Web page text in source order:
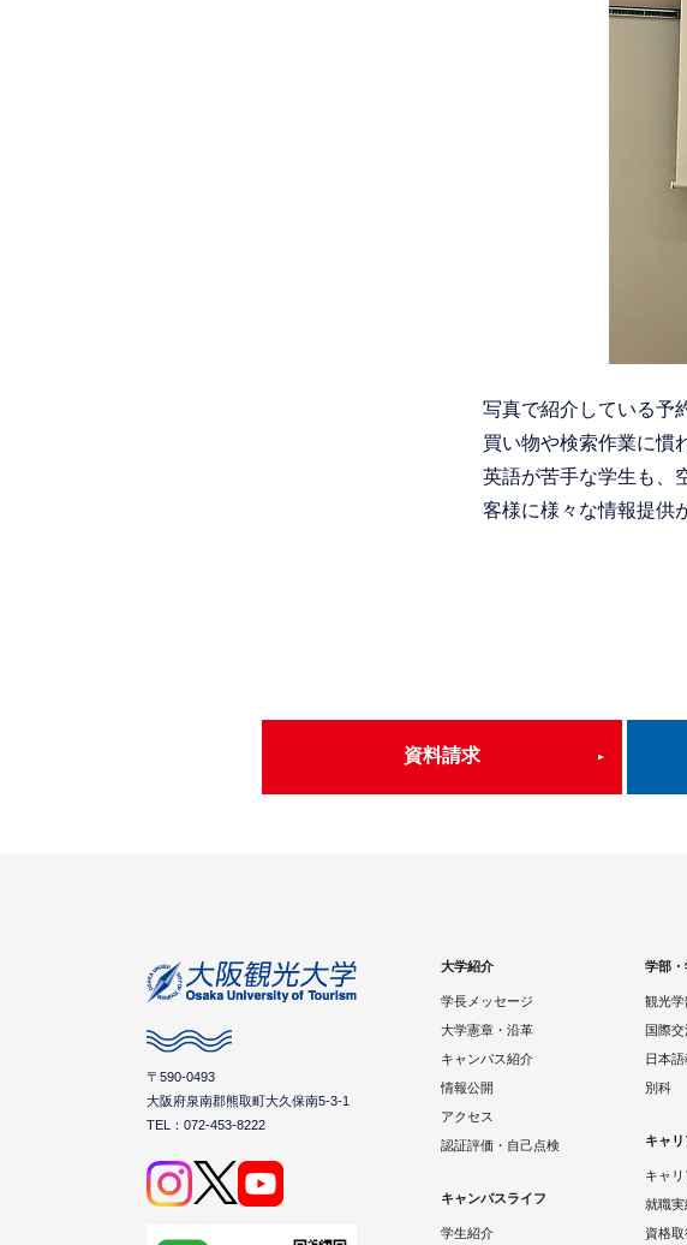
写真で紹介している予
買い物や検索作業に慣
英語が苦手な学生も、
客様に様々な情報提供
資料請求
〒590-0493
大阪府泉南郡熊取町大久保南5-3-1
TEL：072-453-8222
大学紹介
学長メッセージ
大学憲章・沿革
キャンパス紹介
情報公開
アクセス
認証評価・自己点検
キャンパスライフ
学生紹介
学部・
観光学
国際
日本
別科
キャ
キャ
就職実
資格